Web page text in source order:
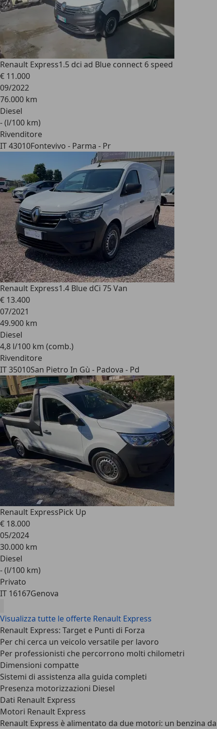
Renault Express1.5 dci ad Blue connect 6 speed
€ 11.000
09/2022
76.000 km
Diesel
- (l/100 km)
Rivenditore
IT 43010Fontevivo - Parma - Pr
Renault Express1.4 Blue dCi 75 Van
€ 13.400
07/2021
49.900 km
Diesel
4,8 l/100 km (comb.)
Rivenditore
IT 35010San Pietro In Gù - Padova - Pd
Renault ExpressPick Up
€ 18.000
05/2024
30.000 km
Diesel
- (l/100 km)
Privato
IT 16167Genova
Visualizza tutte le offerte Renault Express
Renault Express: Target e Punti di Forza
Per chi cerca un veicolo versatile per lavoro
Per professionisti che percorrono molti chilometri
Dimensioni compatte
Sistemi di assistenza alla guida completi
Presenza motorizzazioni Diesel
Dati Renault Express
Motori Renault Express
Renault Express è alimentato da due motori: un benzina da